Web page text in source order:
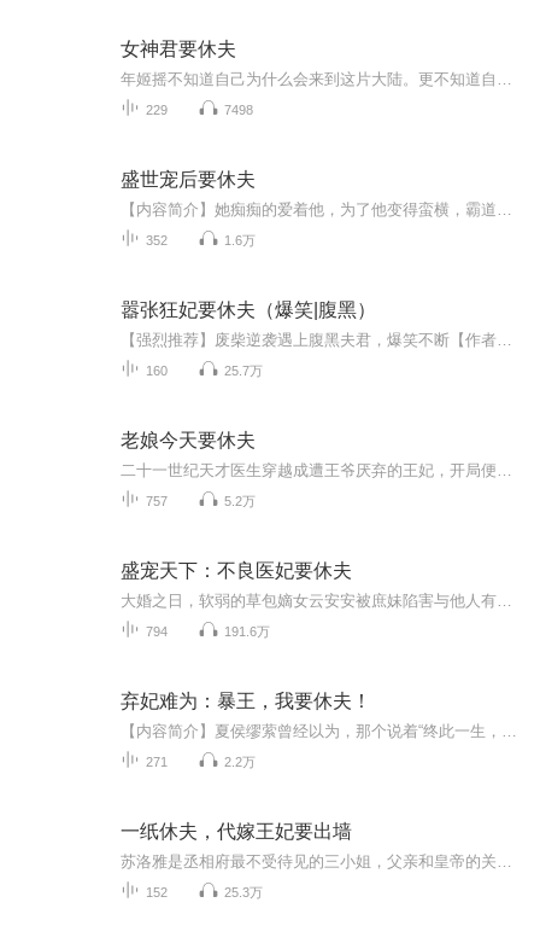
女神君要休夫
229 7498
盛世宠后要休夫
352 1.6万
嚣张狂妃要休夫（爆笑|腹黑）
160 25.7万
老娘今天要休夫
757 5.2万
盛宠天下：不良医妃要休夫
794 191.6万
弃妃难为：暴王，我要休夫！
271 2.2万
一纸休夫，代嫁王妃要出墙
152 25.3万